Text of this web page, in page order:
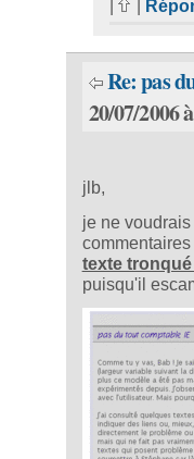
|
Re: pas
20/07/2006
jlb,
je ne
texte
puisqu'il